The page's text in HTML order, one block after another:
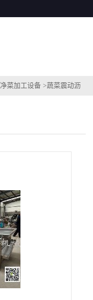
净菜加工设备 >蔬菜震动沥